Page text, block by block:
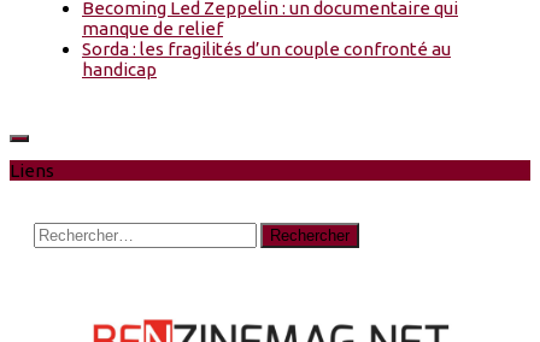
Becoming Led Zeppelin : un documentaire qui
manque de relief
Sorda : les fragilités d’un couple confronté au
handicap
Liens
Rechercher :